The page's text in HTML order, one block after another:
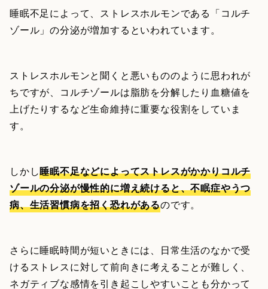
睡眠不足によって、ストレスホルモンである「コルチ
ゾール」の分泌が増加するといわれています。
ストレスホルモンと聞くと悪いもののように思われが
ちですが、コルチゾールは脂肪を分解したり血糖値を
上げたりするなど生命維持に重要な役割をしていま
す。
しかし睡眠不足などによってストレスがかかりコルチ
ゾールの分泌が慢性的に増え続けると、不眠症やうつ
病、生活習慣病を招く恐れがあるのです。
さらに睡眠時間が短いときには、日常生活のなかで受
けるストレスに対して前向きに考えることが難しく、
ネガティブな感情を引き起こしやすいことも分かって